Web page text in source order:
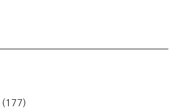
(177)